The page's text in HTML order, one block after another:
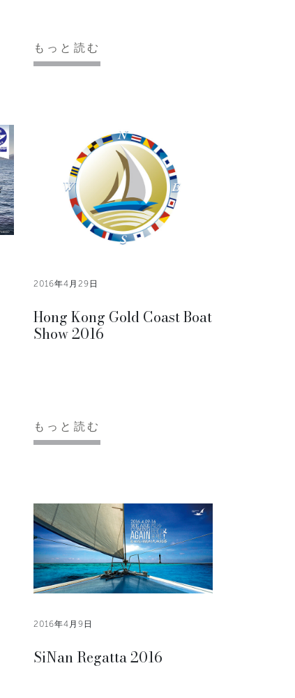
もっと読む
2016年4月29日
Hong Kong Gold Coast Boat
Show 2016
もっと読む
2016年4月9日
SiNan Regatta 2016